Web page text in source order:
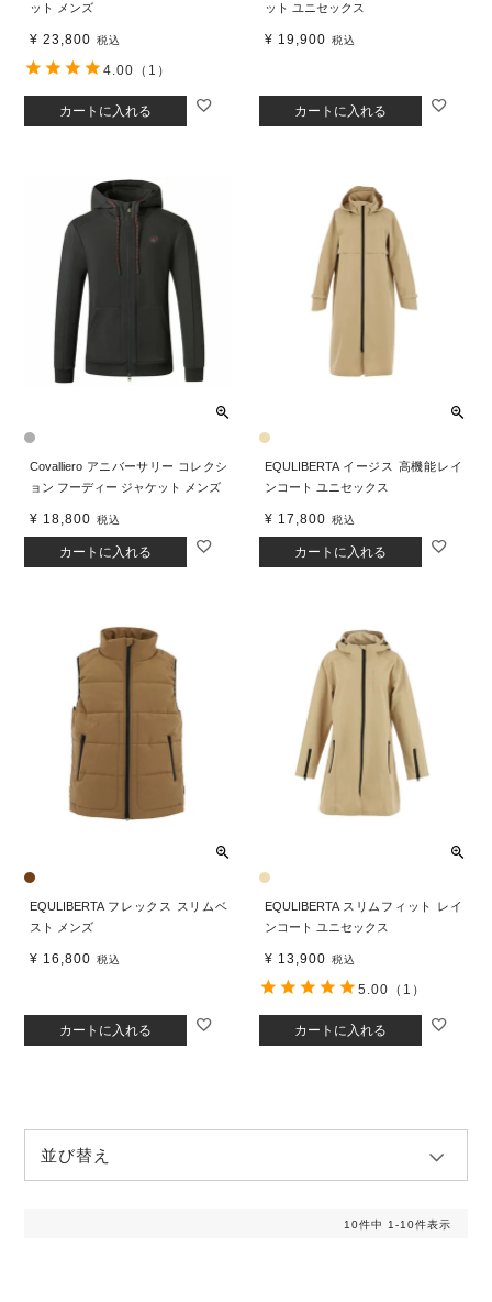
ット メンズ
¥ 23,800 税込
カートに入れる
4.00 （1）
ット ユニセックス
¥ 19,900 税込
カートに入れる
Covalliero アニバーサリー コレクシ
ョン フーディー ジャケット メンズ
¥ 18,800 税込
カートに入れる
EQULIBERTA イージス 高機能レイ
ンコート ユニセックス
¥ 17,800 税込
カートに入れる
EQULIBERTA フレックス スリムベ
スト メンズ
¥ 16,800 税込
カートに入れる
EQULIBERTA スリムフィット レイ
ンコート ユニセックス
¥ 13,900 税込
カートに入れる
5.00 （1）
並び替え
10件中 1-10件表示